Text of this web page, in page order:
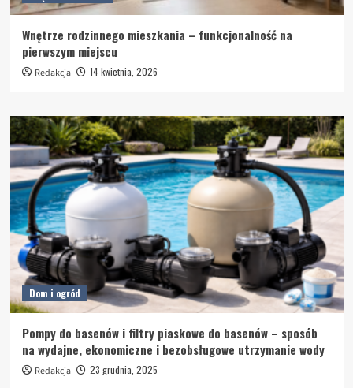
Wnętrze rodzinnego mieszkania – funkcjonalność na
pierwszym miejscu
Redakcja 14 kwietnia, 2026
Dom i ogród
Pompy do basenów i filtry piaskowe do basenów – sposób
na wydajne, ekonomiczne i bezobsługowe utrzymanie wody
Redakcja 23 grudnia, 2025